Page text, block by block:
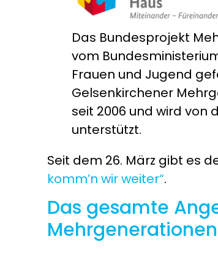
Das Bundesprojekt
vom
Frauen und Jugend
Gelsenkirchener
seit 2006 und wird von
unterstützt.
Seit dem 26. März gibt es
komm’n wir weiter“.
Das gesamte